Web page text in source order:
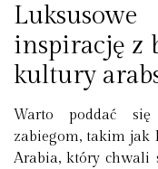
inspirację z
kultury
Warto poddać się
zabiegom, takim jak
Arabia, który chwali